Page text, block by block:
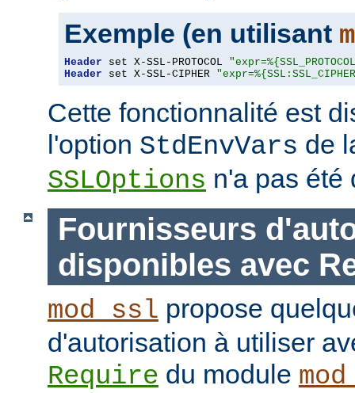
Exemple (en utilisant
Header set X-SSL-PROTOCOL
Header set X-SSL-CIPHER
Cette fonctionnalité est
l'option StdEnvVars de
SSLOptions n'a pas été
Fournisseurs
disponibles avec
mod_ssl propose
d'autorisation à utiliser
Require du module